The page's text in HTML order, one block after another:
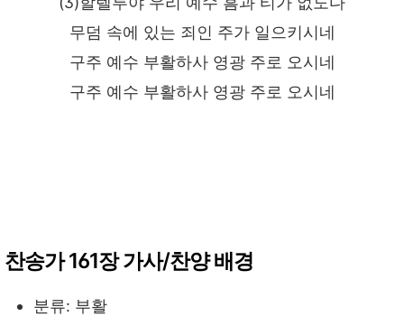
무덤 속에 있는 죄인 주가 일으키시네
구주 예수 부활하사 영광 주로 오시네
구주 예수 부활하사 영광 주로 오시네
찬송가 161장 가사/찬양 배경
분류: 부활